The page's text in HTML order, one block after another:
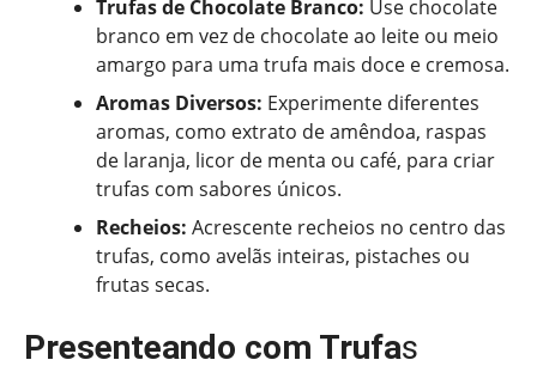
Trufas de Chocolate Branco: Use chocolate
branco em vez de chocolate ao leite ou meio
amargo para uma trufa mais doce e cremosa.
Aromas Diversos: Experimente diferentes
aromas, como extrato de amêndoa, raspas
de laranja, licor de menta ou café, para criar
trufas com sabores únicos.
Recheios: Acrescente recheios no centro das
trufas, como avelãs inteiras, pistaches ou
frutas secas.
Presenteando com Trufas